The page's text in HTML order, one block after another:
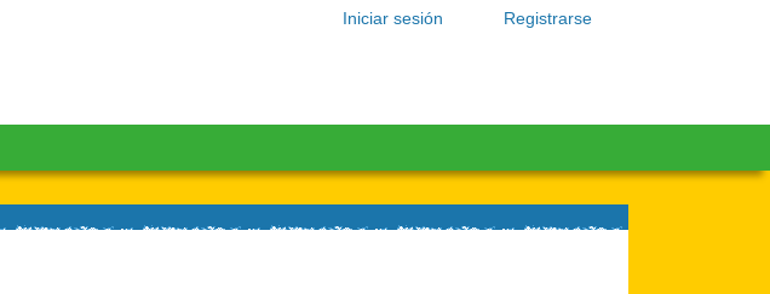
Registrarse
Iniciar sesión